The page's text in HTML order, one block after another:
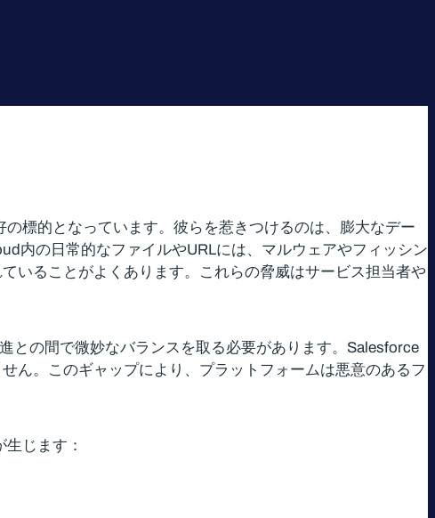
標的となっています。彼らを惹きつけるのは、膨大なデー
内の日常的なファイルやURLには、マルウェアやフィッシン
いることがよくあります。これらの脅威はサービス担当者や
との間で微妙なバランスを取る必要があります。Salesforce
ん。このギャップにより、プラットフォームは悪意のあるフ
じます：